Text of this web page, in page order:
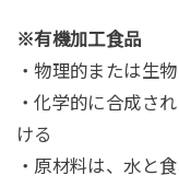
※有機加工食品
・物理的または生
・化学的に合成さ
ける
・原材料は、水と